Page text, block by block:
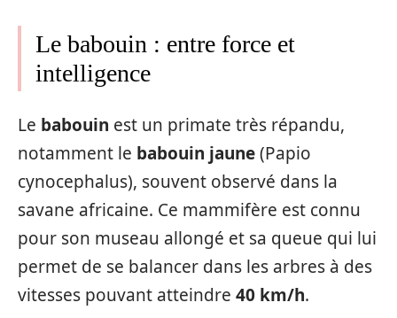
Le babouin : entre force et
intelligence
Le babouin est un primate très répandu,
notamment le babouin jaune(Papio
cynocephalus), souvent observé dans la
savane africaine. Ce mammifère est connu
pour son museau allongé et sa queue qui lui
permet de se balancer dans les arbres à des
vitesses pouvant atteindre 40 km/h.